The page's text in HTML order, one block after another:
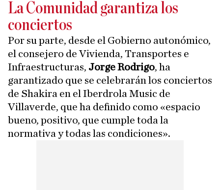
La Comunidad garantiza los
conciertos
Por su parte, desde el Gobierno autonómico,
el consejero de Vivienda, Transportes e
Infraestructuras, Jorge Rodrigo, ha
garantizado que se celebrarán los conciertos
de Shakira en el Iberdrola Music de
Villaverde, que ha definido como «espacio
bueno, positivo, que cumple toda la
normativa y todas las condiciones».